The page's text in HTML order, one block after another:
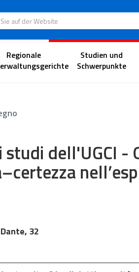
Sie auf der Website
Regionale
Studien und
Schwerpunkte
dell'UGCI -
32